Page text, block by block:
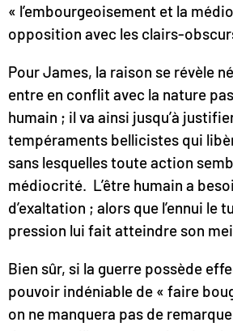
« l’embourgeoisement et la
opposition avec les clairs-
Pour James, la raison se révèle
entre en conflit avec la nature
humain ; il va ainsi jusqu’à
tempéraments bellicistes qui
sans lesquelles toute action
médiocrité. L’être humain a
d’exaltation ; alors que l’ennui le
pression lui fait atteindre son
Bien sûr, si la guerre possède
pouvoir indéniable de « faire
on ne manquera pas de